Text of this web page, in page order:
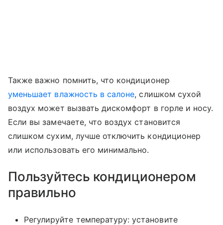
Также важно помнить, что кондиционер
уменьшает влажность в салоне, слишком сухой
воздух может вызвать дискомфорт в горле и носу.
Если вы замечаете, что воздух становится
слишком сухим, лучше отключить кондиционер
или использовать его минимально.
Пользуйтесь кондиционером
правильно
Регулируйте температуру: установите